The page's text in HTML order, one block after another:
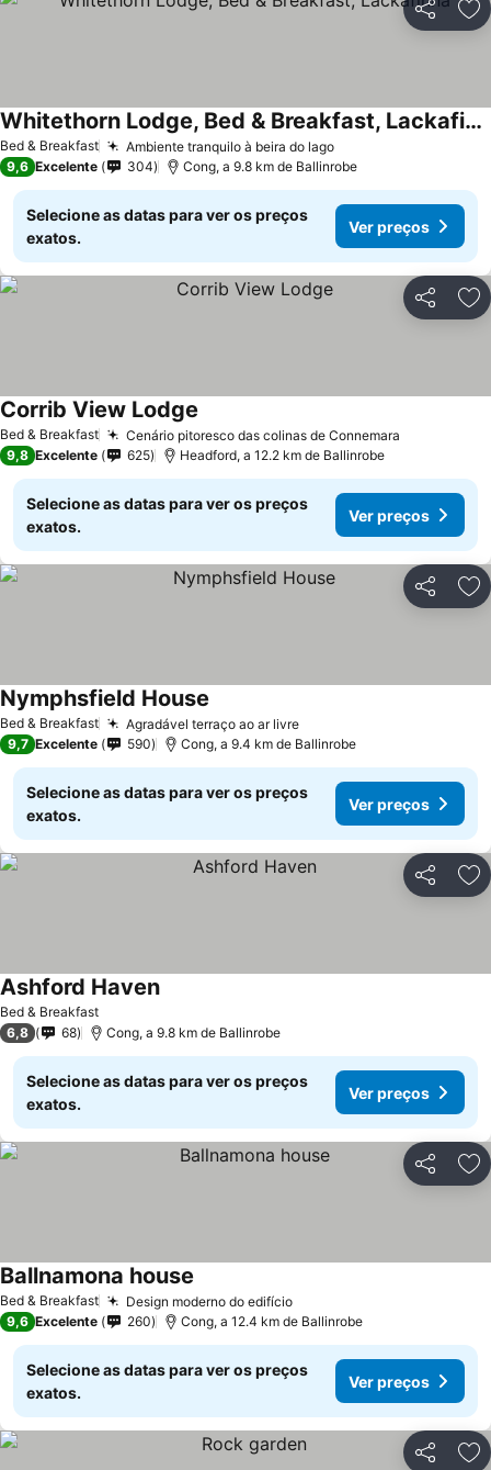
Partilhar
Bed & Breakfast Ambiente tranquilo à beira do lago
Whitethorn Lodge, Bed & Breakfast, Lackafinna
9,6 Excelente 304 Cong, a 9.8 km de Ballinrobe
Selecione as datas para ver os preços
exatos.
Ver preços
Partilhar
Bed & Breakfast Cenário pitoresco das colinas de Connemara
Corrib View Lodge
9,8 Excelente 625 Headford, a 12.2 km de Ballinrobe
Selecione as datas para ver os preços
exatos.
Ver preços
Partilhar
Bed & Breakfast Agradável terraço ao ar livre
Nymphsfield House
9,7 Excelente 590 Cong, a 9.4 km de Ballinrobe
Selecione as datas para ver os preços
exatos.
Ver preços
Partilhar
Bed & Breakfast
Ashford Haven
6,8 68 Cong, a 9.8 km de Ballinrobe
Selecione as datas para ver os preços
exatos.
Ver preços
Partilhar
Bed & Breakfast Design moderno do edifício
Ballnamona house
9,6 Excelente 260 Cong, a 12.4 km de Ballinrobe
Selecione as datas para ver os preços
exatos.
Ver preços
Partilhar